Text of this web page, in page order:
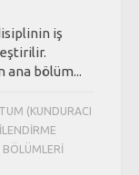
iş
ana bölüm...
(KUNDURACI
BÖLÜMLERI